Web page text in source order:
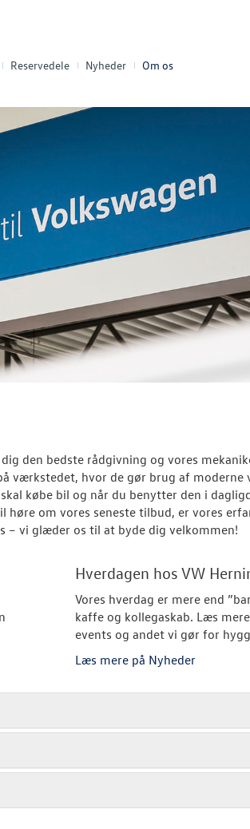
Reservedele Nyheder Om os
den bedste rådgivning og vores
værkstedet, hvor de gør brug af
købe bil og når du benytter den i
om vores seneste tilbud, er vores
– vi glæder os til at byde dig velkommen!
Hverdagen hos VW
Vores hverdag er mere end
kaffe og kollegaskab. Læs
events og andet vi gør for
Læs mere på Nyheder